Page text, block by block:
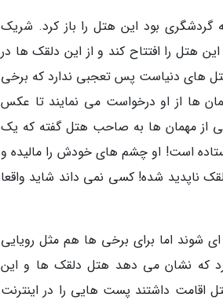
در زمینه گردشگری بود این هتل را باز کرد. شریک
هتل را افتتاح کند و از این دلقک ها در
های دنیاست پس تعجبی ندارد که برخی
ها از او درخواست می نمایند تا عکس
از مهمان ها به صاحب هتل گفته که یک
است! او چشم های خودش را مالیده و
ناپدید شده! کسی نمی داند شاید واقعا
شوند اما برای برخی ها هم مثل رویایی
که نشان می دهد هتل دلقک ها و این
داشتند پست هایی را در اینترنت